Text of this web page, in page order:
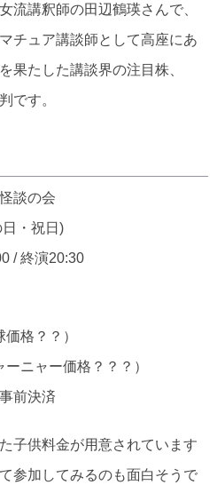
流講釈師の田辺鶴瑛さんで、
チュア講談師として高座にあ
果たした講談界の注目株、
です。
談の会
・祝日)
/ 終演20:30
格？？）
ニャー価格？？？）
前決済
子供料金が用意されています
参加してみるのも面白そうで